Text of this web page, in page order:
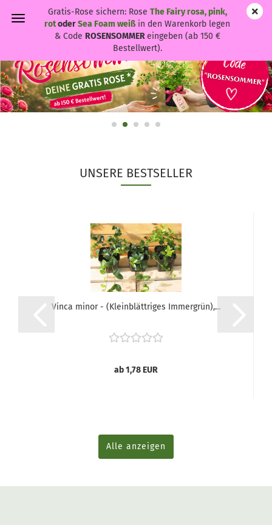
Gratis-Rose sichern: Rose The Fairy rosa, pink,
rotoderSea Foam weißin den Warenkorb legen
& Code ROSENSOMMEReingeben (ab 150 €
Bestellwert).
UNSERE BESTSELLER
Vinca minor - (Kleinblättriges Immergrün),...
ab 1,78 EUR
Alle anzeigen